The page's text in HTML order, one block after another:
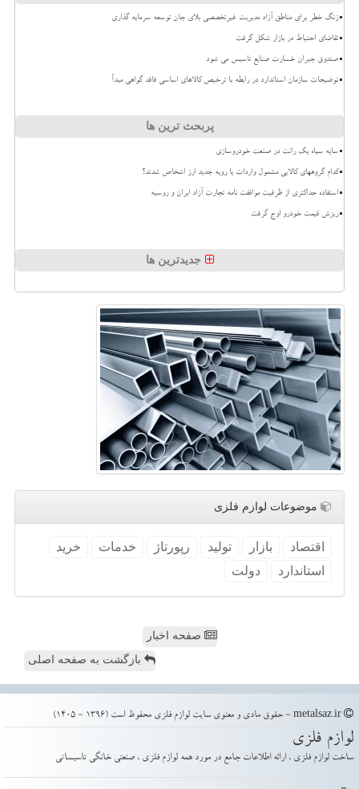
زنگ خطر برای مناطق آزاد مدیریت غیرتخصصی بلای جان توسعه سرمایه گذاری
تقاضای احتیاط در بازار شکل گرفت
صندوق جبران خسارت صنایع تاسیس می شود
توضیحات سازمان استاندارد در رابطه با ترخیص کالاهای اساسی فاقد گواهی مبدأ
پربحث ترین ها
سایه سیاه یک رانت در صنعت خودروسازی
کدام گروههای کالایی مشمول واردات با رویه جدید ارز اشخاص شدند؟
استفاده حداکثری از ظرفیت موافقت نامه تجارت آزاد ایران و روسیه
ریزش قیمت خودرو اوج گرفت
جدیدترین ها
موضوعات لوازم فلزی
اقتصاد بازار تولید رپورتاژ خدمات
خرید
استاندارد
دولت
صفحه اخبار
بازگشت به صفحه اصلی
لوازم فلزی
ساخت لوازم فلزی ، ارائه اطلاعات جامع در مورد همه لوازم فلزی ، صنعتی خانگی تاسیساتی